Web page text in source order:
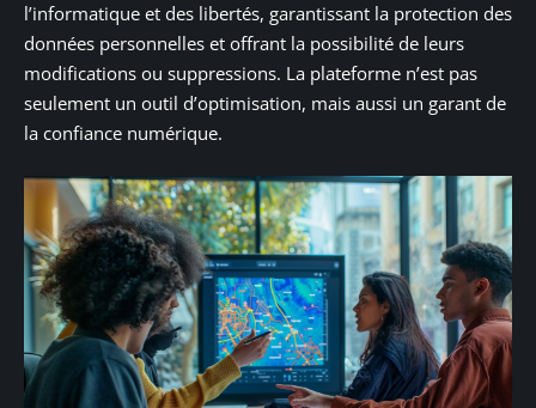
l’informatique et des libertés, garantissant la protection des
données personnelles et offrant la possibilité de leurs
modifications ou suppressions. La plateforme n’est pas
seulement un outil d’optimisation, mais aussi un garant de
la confiance numérique.